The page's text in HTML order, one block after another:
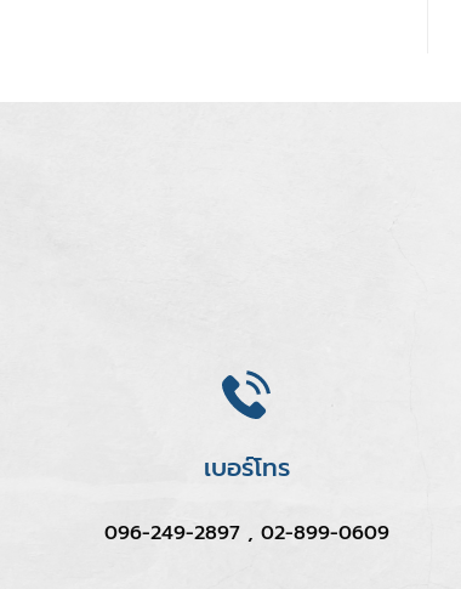
เบอร์โทร
096-249-2897 , 02-899-0609